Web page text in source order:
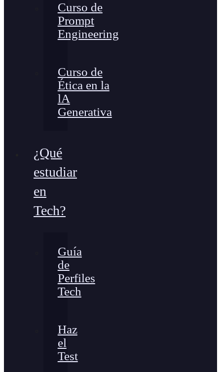
Curso de
Prompt
Engineering
Curso de
Ética en la
lA
Generativa
¿Qué
estudiar
en
Tech?
Guía
de
Perfiles
Tech
Haz
el
Test